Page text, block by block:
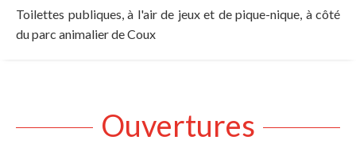
Toilettes publiques, à l'air de jeux et de pique-nique, à côté
du parc animalier de Coux
Ouvertures